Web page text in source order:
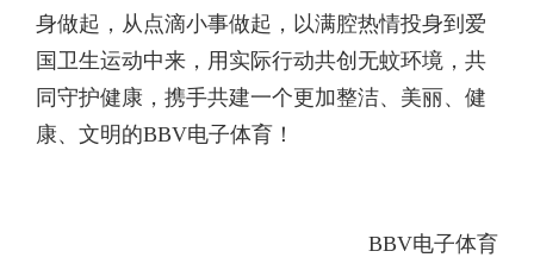
身做起，从点滴小事做起，以满腔热情投身到爱
国卫生运动中来，用实际行动共创无蚊环境，共
同守护健康，携手共建一个更加整洁、美丽、健
康、文明的BBV电子体育！
BBV电子体育